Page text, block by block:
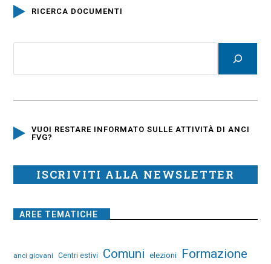
RICERCA DOCUMENTI
VUOI RESTARE INFORMATO SULLE ATTIVITÀ DI ANCI
FVG?
ISCRIVITI ALLA NEWSLETTER
AREE TEMATICHE
anci giovani Centri estivi Comuni elezioni Formazione